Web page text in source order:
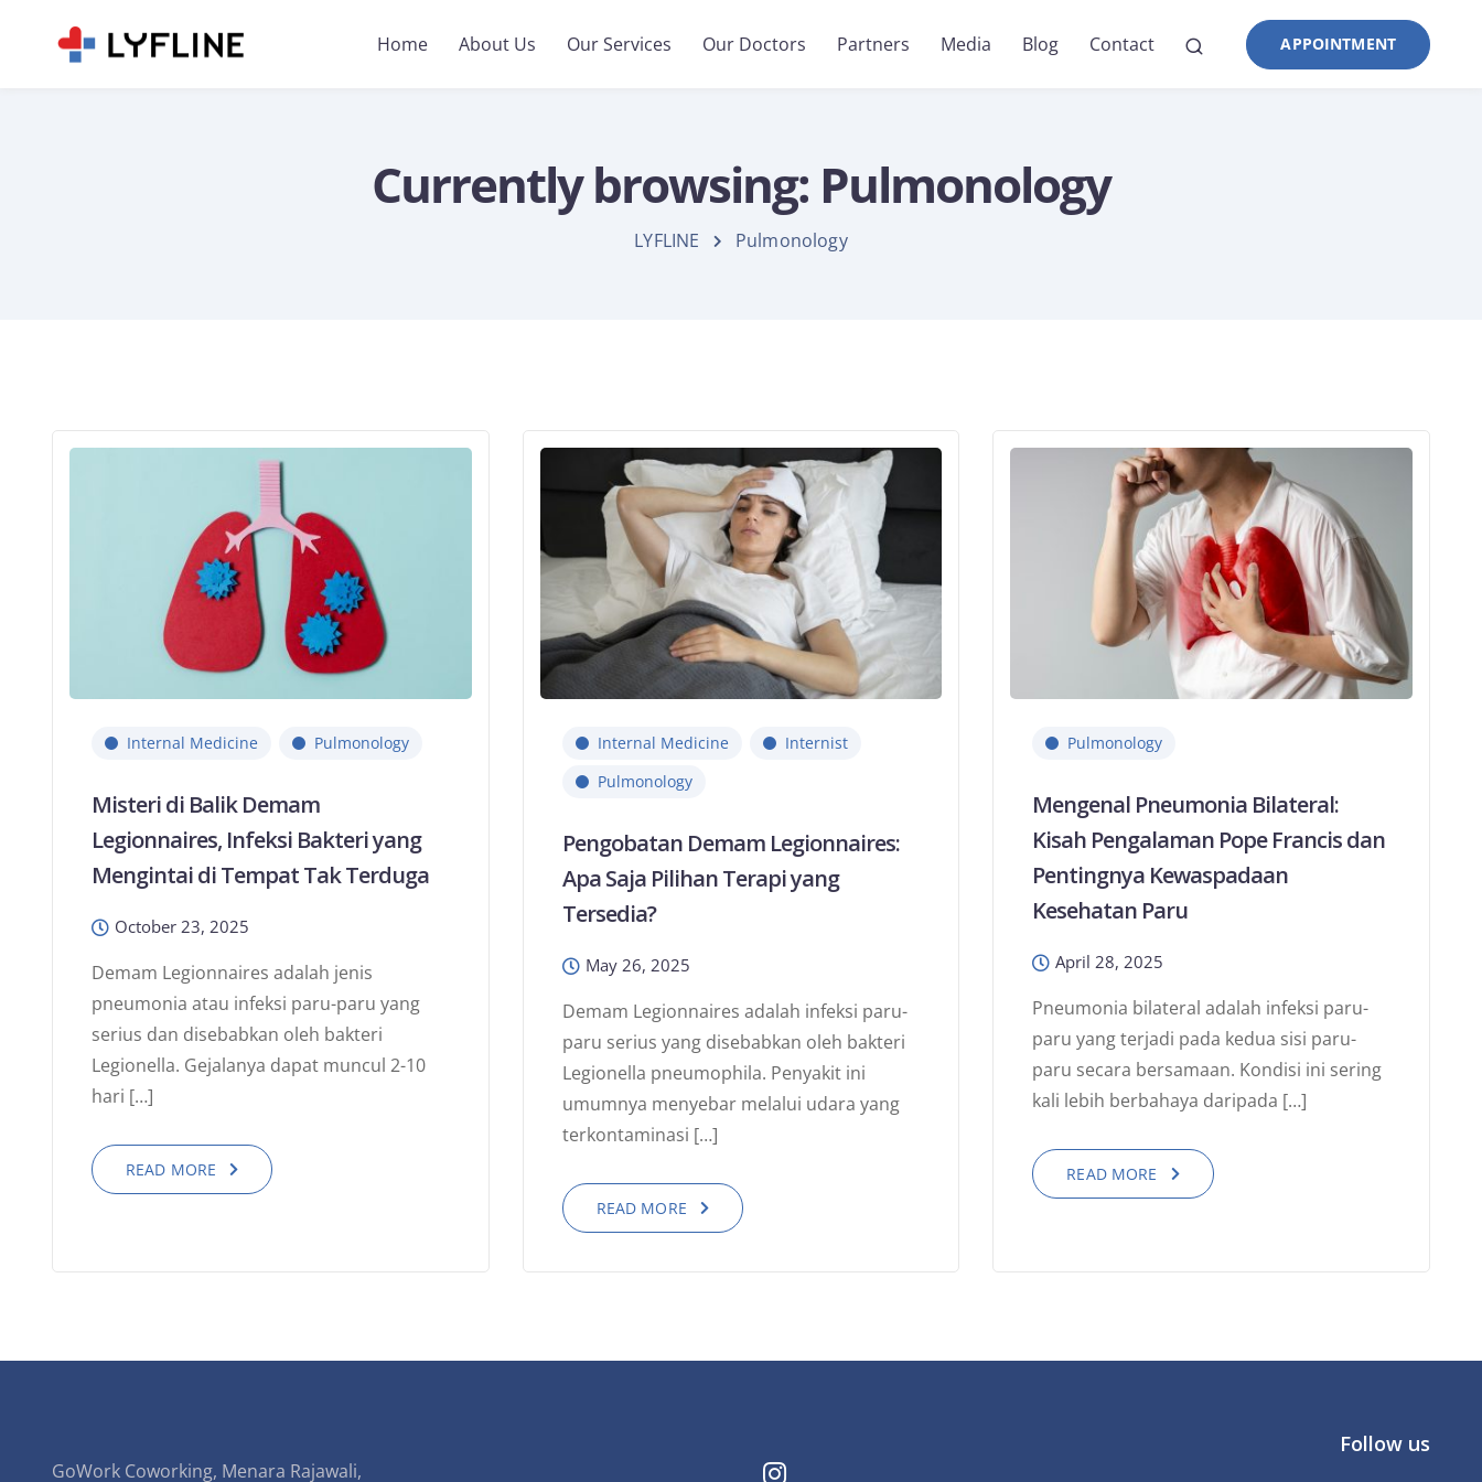
Home About Us Our Services Our Doctors Partners Media Blog Contact APPOINTMENT
Currently browsing: Pulmonology
LYFLINE Pulmonology
Internal Medicine Pulmonology
Misteri di Balik Demam
Legionnaires, Infeksi Bakteri yang
Mengintai di Tempat Tak Terduga
October 23, 2025
Demam Legionnaires adalah jenis
pneumonia atau infeksi paru-paru yang
serius dan disebabkan oleh bakteri
Legionella. Gejalanya dapat muncul 2-10
hari […]
READ MORE
Internal Medicine
Internist
Pulmonology
Pengobatan Demam Legionnaires:
Apa Saja Pilihan Terapi yang
Tersedia?
May 26, 2025
Demam Legionnaires adalah infeksi paru-
paru serius yang disebabkan oleh bakteri
Legionella pneumophila. Penyakit ini
umumnya menyebar melalui udara yang
terkontaminasi […]
READ MORE
Pulmonology
Mengenal Pneumonia Bilateral:
Kisah Pengalaman Pope Francis dan
Pentingnya Kewaspadaan
Kesehatan Paru
April 28, 2025
Pneumonia bilateral adalah infeksi paru-
paru yang terjadi pada kedua sisi paru-
paru secara bersamaan. Kondisi ini sering
kali lebih berbahaya daripada […]
READ MORE
GoWork Coworking, Menara Rajawali,
Follow us